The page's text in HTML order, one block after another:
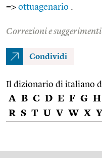
=> ottuagenario
Correzioni e suggerimenti
Condividi
Il dizionario di italiano
A B C D E F G H
R S T U V W X Y